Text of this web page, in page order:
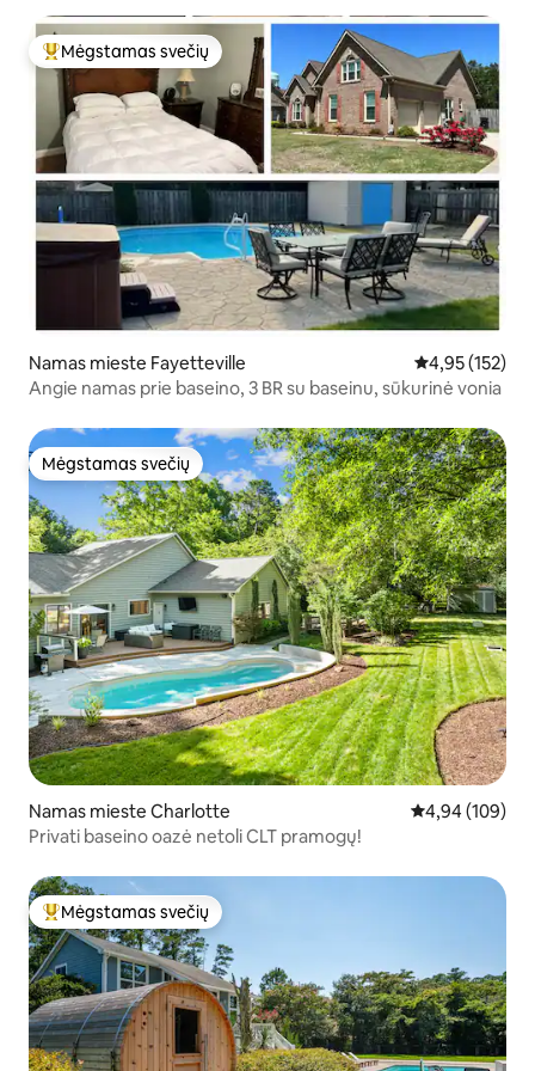
Svečių mėgstamiausias
Mėgstamas svečių
Namas mieste Fayetteville Vidutinis
4,95 (152)
Angie namas prie baseino, 3 BR su baseinu, sūkurinė vonia
Mėgstamas svečių
Mėgstamas svečių
Namas mieste Charlotte Vidutinis
4,94 (109)
Privati baseino oazė netoli CLT pramogų!
Svečių mėgstamiausias
Mėgstamas svečių